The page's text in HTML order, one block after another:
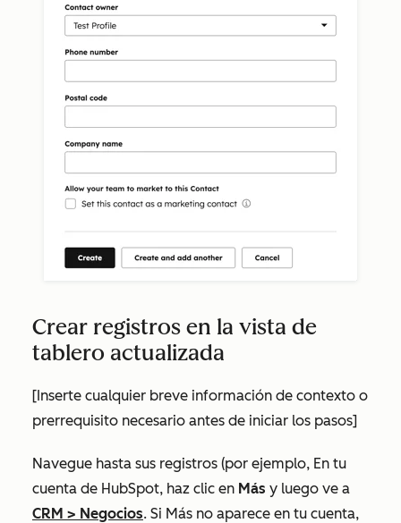
Crear registros en la vista de
tablero actualizada
[Inserte cualquier breve información de contexto o
prerrequisito necesario antes de iniciar los pasos]
Navegue hasta sus registros (por ejemplo, En tu
cuenta de HubSpot, haz clic en Más y luego ve a
CRM > Negocios. Si Más no aparece en tu cuenta,